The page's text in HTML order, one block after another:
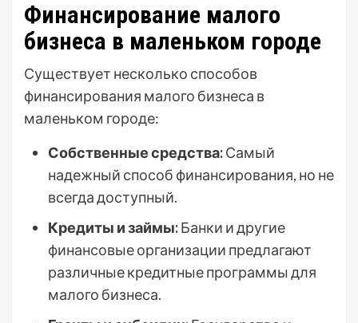
Финансирование малого
бизнеса в маленьком городе
Существует несколько способов
финансирования малого бизнеса в
маленьком городе:
Собственные средства:Самый
надежный способ финансирования, но не
всегда доступный.
Кредиты и займы:Банки и другие
финансовые организации предлагают
различные кредитные программы для
малого бизнеса.